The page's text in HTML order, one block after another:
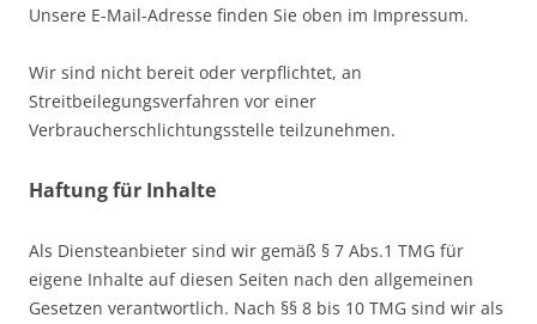
Unsere E-Mail-Adresse finden Sie oben im Impressum.
Wir sind nicht bereit oder verpflichtet, an
Streitbeilegungsverfahren vor einer
Verbraucherschlichtungsstelle teilzunehmen.
Haftung für Inhalte
Als Diensteanbieter sind wir gemäß § 7 Abs.1 TMG für
eigene Inhalte auf diesen Seiten nach den allgemeinen
Gesetzen verantwortlich. Nach §§ 8 bis 10 TMG sind wir als